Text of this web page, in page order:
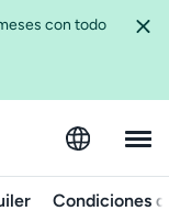
con todo
Condiciones